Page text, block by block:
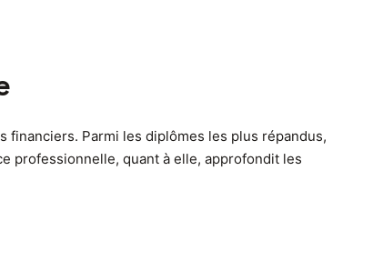
financiers. Parmi les diplômes les plus répandus,
professionnelle, quant à elle, approfondit les